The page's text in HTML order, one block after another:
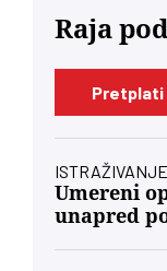
Raja
Pretplati
Umereni
unapred